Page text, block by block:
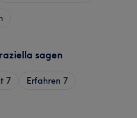
sagen
7 Erfahren 7